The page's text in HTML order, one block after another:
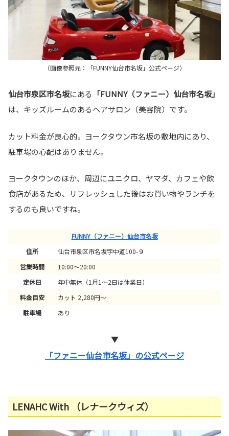
（画像参照元：「FUNNY仙台市名坂」公式ページ）
仙台市泉区市名坂にある
「FUNNY（ファニー）仙台市名坂」
は、キッズルームのあるヘアサロン（美容院）です。
カット料金が良心的。ヨークタウン市名坂の敷地内にあり、
駐車場の心配はありません。
ヨークタウンのほか、周辺にユニクロ、ヤマダ、カフェや飲
食店があるため、リフレッシュした後はお買い物やランチを
するのも良いですね。
FUNNY（ファニー）仙台市名坂
住所
仙台市泉区市名坂字中道100-９
営業時間
10:00～20:00
定休日
年中無休（1月1～2日は休業日）
料金目安
カット 2,280円～
駐車場
あり
▼
「ファニー仙台市名坂」の公式ページ
LENAHC With （レナークウィズ）